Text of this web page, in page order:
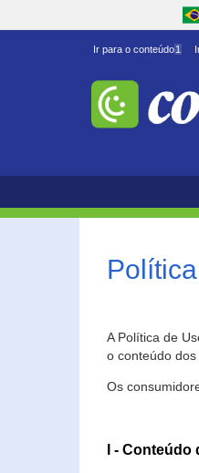
Ir para o conteúdo1
A Política de
o conteúdo
Os
I -